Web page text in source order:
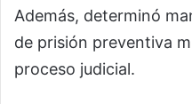
Además, determinó
de prisión preventiva
proceso judicial.